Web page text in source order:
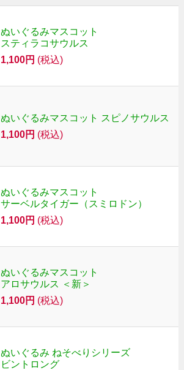
ぬいぐるみマスコット
スティラコサウルス
1,100円 (税込)
ぬいぐるみマスコット スピノサウルス
1,100円 (税込)
ぬいぐるみマスコット
サーベルタイガー（スミロドン）
1,100円 (税込)
ぬいぐるみマスコット
アロサウルス ＜新＞
1,100円 (税込)
ぬいぐるみ ねそべりシリーズ
ビントロング